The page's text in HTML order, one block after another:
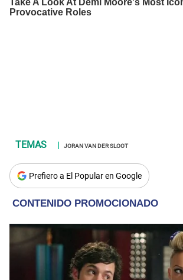
JORAN VAN DER SLOOT
Prefiero a El Popular en Google